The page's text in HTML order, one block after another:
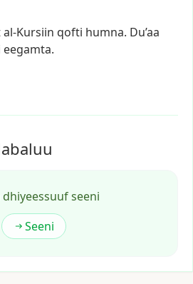
al-Kursiin qofti humna. Du’aa
eegamta.
dhiyeessuuf seeni
Seeni